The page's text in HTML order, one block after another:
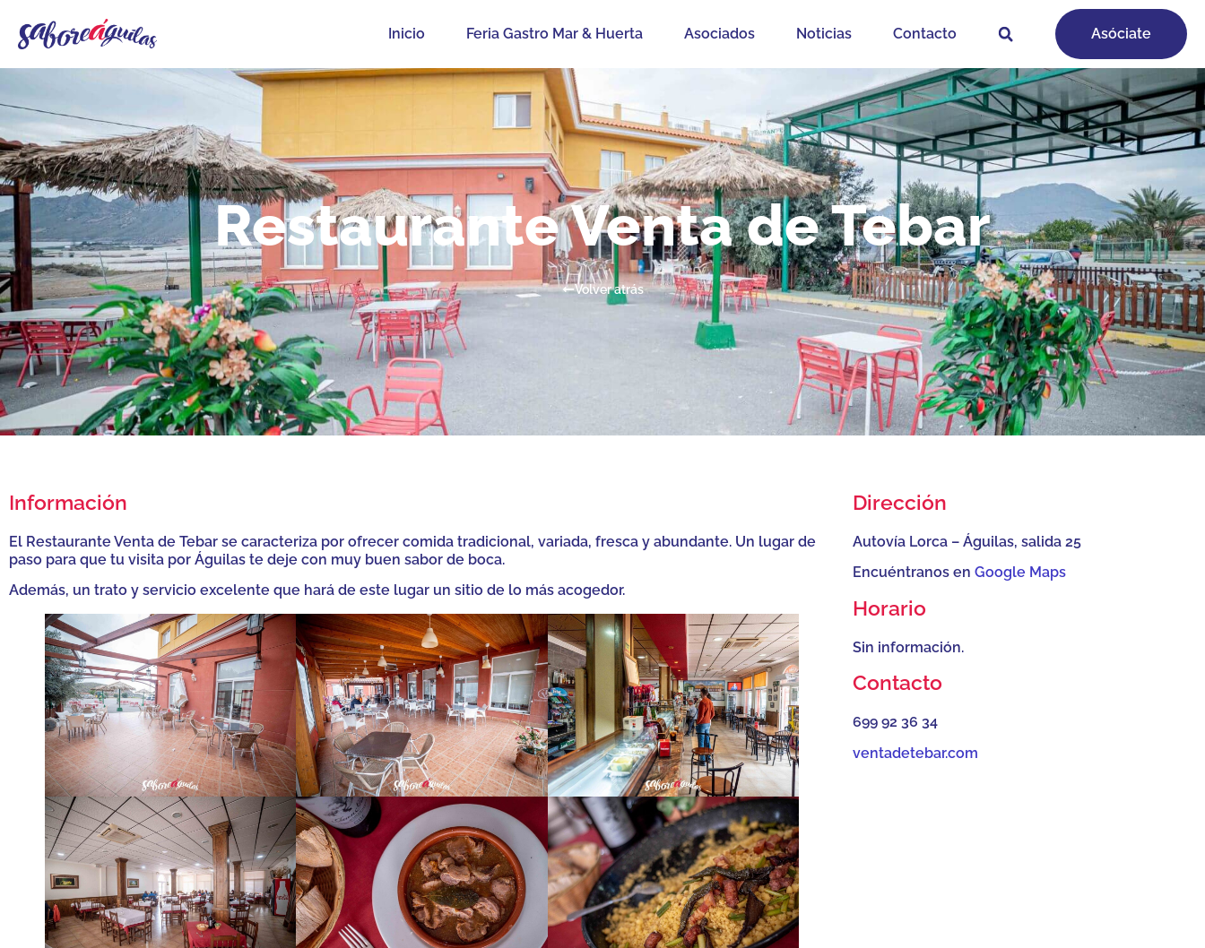
Inicio Feria Gastro Mar & Huerta Asociados Noticias Contacto Asóciate
Restaurante Venta de Tebar
Volver atrás
Información
El Restaurante Venta de Tebar se caracteriza por ofrecer comida tradicional, variada, fresca y abundante. Un lugar de
paso para que tu visita por Águilas te deje con muy buen sabor de boca.
Además, un trato y servicio excelente que hará de este lugar un sitio de lo más acogedor.
Dirección
Autovía Lorca – Águilas, salida 25
Encuéntranos en Google Maps
Horario
Sin información.
Contacto
699 92 36 34
ventadetebar.com